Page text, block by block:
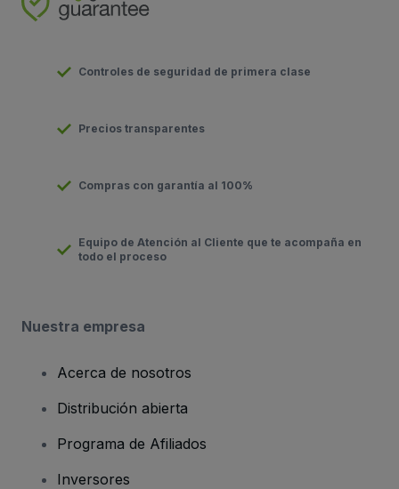
Controles de seguridad de primera clase
Precios transparentes
Compras con garantía al 100%
Equipo de Atención al Cliente que te acompaña en
todo el proceso
Nuestra empresa
Acerca de nosotros
Distribución abierta
Programa de Afiliados
Inversores